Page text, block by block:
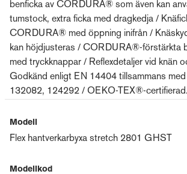
benficka av CORDURA® som även kan
tumstock, extra ficka med dragkedja /
CORDURA® med öppning inifrån /
kan höjdjusteras / CORDURA®-förstärkta
med tryckknappar / Reflexdetaljer vid knän
Godkänd enligt EN 14404 tillsammans med
132082, 124292 / OEKO-TEX®-certifierad.
Modell
Flex hantverkarbyxa stretch 2801 GHST
Modellkod